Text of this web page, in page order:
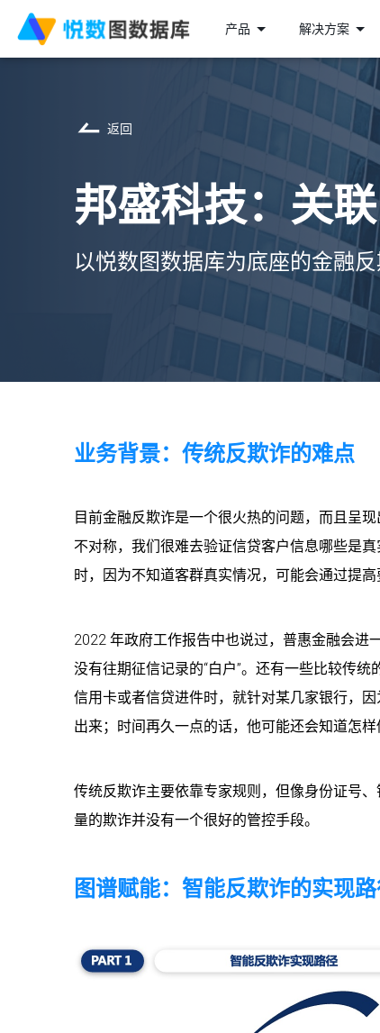
产品 解决方案
返回
邦盛科技：关
以悦数图数据库为底座的金融
业务背景：传统反欺诈的难点
目前金融反欺诈是一个很火热的问题，而且呈
不对称，我们很难去验证信贷客户信息哪些是
时，因为不知道客群真实情况，可能会通过提
2022 年政府工作报告中也说过，普惠金融会进
没有往期征信记录的“白户”。还有一些比较传
信用卡或者信贷进件时，就针对某几家银行，
出来；时间再久一点的话，他可能还会知道怎样
传统反欺诈主要依靠专家规则，但像身份证号
量的欺诈并没有一个很好的管控手段。
图谱赋能：智能反欺诈的实现